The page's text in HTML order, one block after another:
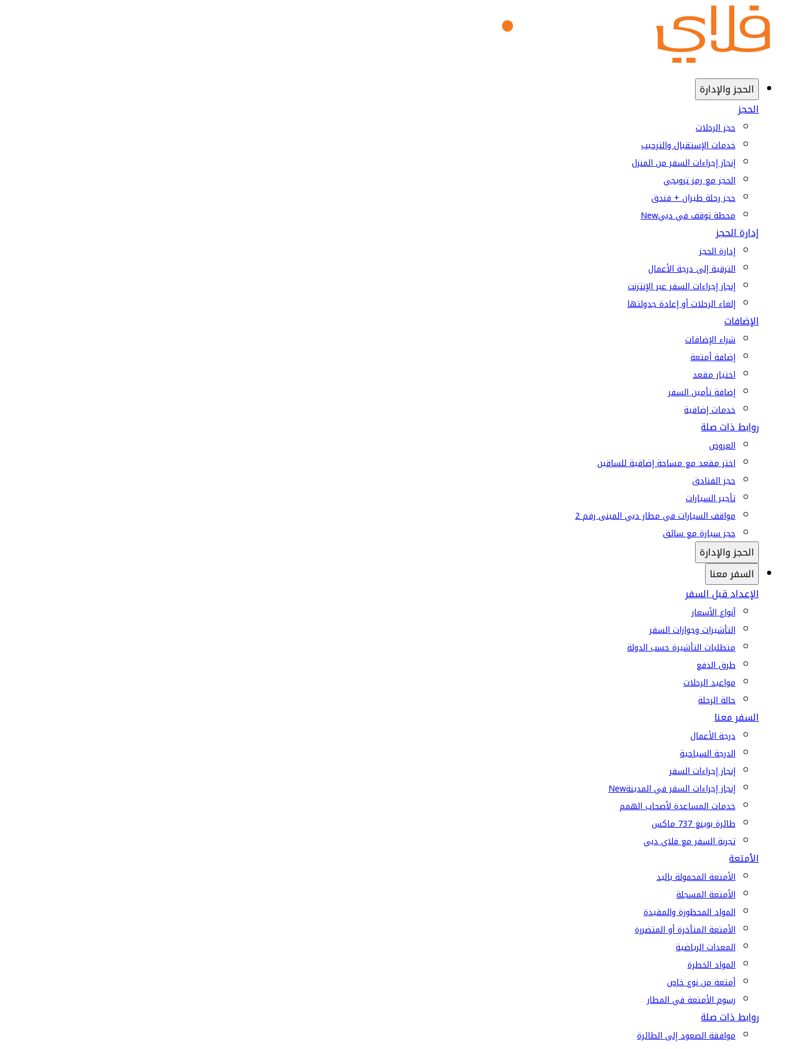
الحجز والإدارة
الحجز
حجز الرحلات
خدمات الإستقبال والترحيب
إنجاز إجراءات السفر من المنزل
الحجز مع رمز ترويجي
حجز رحلة طيران + فندق
محطة توقف في دبيNew
إدارة الحجز
إدارة الحجز
الترقية إلى درجة الأعمال
إنجاز إجراءات السفر عبر الإنترنت
إلغاء الرحلات أو إعادة جدولتها
الإضافات
شراء الإضافات
إضافة أمتعة
اختيار مقعد
إضافة تأمين السفر
خدمات إضافية
روابط ذات صلة
العروض
اختر مقعد مع مساحة إضافية للساقين
حجز الفنادق
تأجير السيارات
مواقف السيارات في مطار دبي المبنى رقم 2
حجز سيارة مع سائق
الحجز والإدارة
السفر معنا
الإعداد قبل السفر
أنواع الأسعار
التأشيرات وجوازات السفر
متطلبات التأشيرة حسب الدولة
طرق الدفع
مواعيد الرحلات
حالة الرحلة
السفر معنا
درجة الأعمال
الدرجة السياحية
إنجاز إجراءات السفر
إنجاز إجراءات السفر في المدينةNew
خدمات المساعدة لأصحاب الهمم
طائرة بوينغ 737 ماكس
تجربة السفر مع فلاي دبي
الأمتعة
الأمتعة المحمولة باليد
الأمتعة المسجلة
المواد المحظورة والمقيدة
الأمتعة المتأخرة أو المتضررة
المعدات الرياضية
المواد الخطرة
أمتعة من نوع خاص
رسوم الأمتعة في المطار
روابط ذات صلة
موافقة الصعود إلى الطائرة